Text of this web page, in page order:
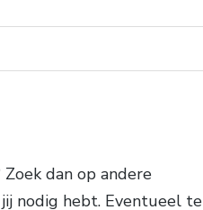
dan op andere
nodig hebt. Eventueel te